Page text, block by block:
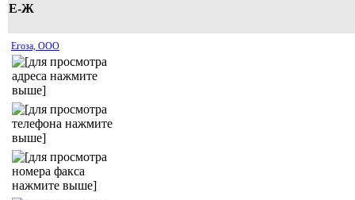
Е-Ж
Егоза, ООО